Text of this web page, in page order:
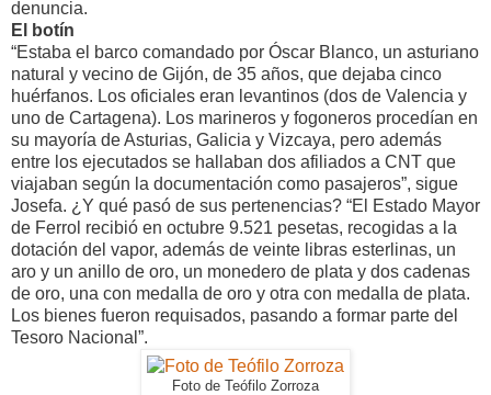
denuncia.
El botín
“Estaba el barco comandado por Óscar Blanco, un asturiano
natural y vecino de Gijón, de 35 años, que dejaba cinco
huérfanos. Los oficiales eran levantinos (dos de Valencia y
uno de Cartagena). Los marineros y fogoneros procedían en
su mayoría de Asturias, Galicia y Vizcaya, pero además
entre los ejecutados se hallaban dos afiliados a CNT que
viajaban según la documentación como pasajeros”, sigue
Josefa. ¿Y qué pasó de sus pertenencias? “El Estado Mayor
de Ferrol recibió en octubre 9.521 pesetas, recogidas a la
dotación del vapor, además de veinte libras esterlinas, un
aro y un anillo de oro, un monedero de plata y dos cadenas
de oro, una con medalla de oro y otra con medalla de plata.
Los bienes fueron requisados, pasando a formar parte del
Tesoro Nacional”.
Foto de Teófilo Zorroza